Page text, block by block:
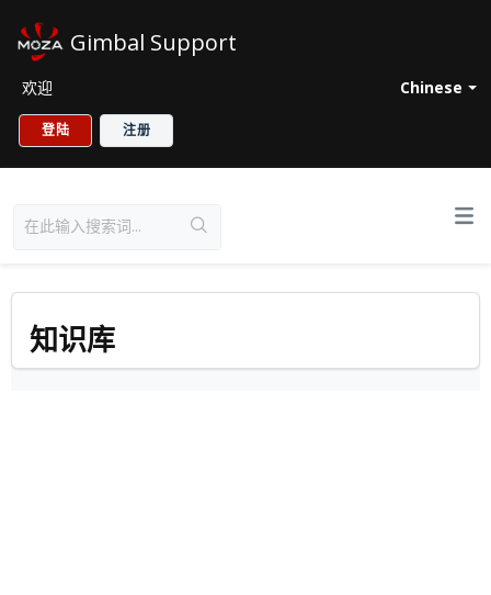
Gimbal Support
Chinese
欢迎
登陆 注册
知识库